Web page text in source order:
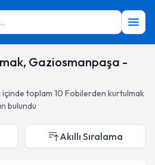
Gaziosmanpaşa -
içinde toplam 10 Fobilerden kurtulmak
bulundu
Akıllı Sıralama